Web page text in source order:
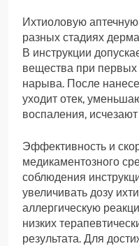
Ихтиоловую
разных стадиях
В инструкции
вещества при первых
нарыва. После
уходит отек,
воспаления,
Эффективность и
медикаментозного
соблюдения
увеличивать дозу
аллергическую
низких
результата. Для